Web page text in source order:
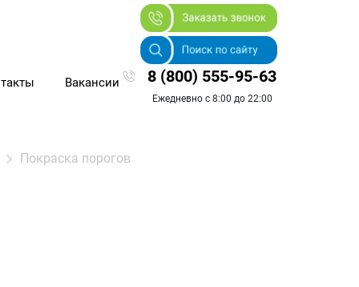
Вакансии 8 (800) 555-95-63
Ежедневно с 8:00 до 22:00
Покраска порогов